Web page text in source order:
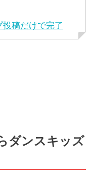
稿だけで完了
ダンスキッズ